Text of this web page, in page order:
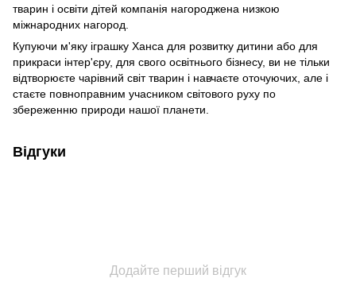
тварин і освіти дітей компанія нагороджена низкою
міжнародних нагород.
Купуючи м'яку іграшку Ханса для розвитку дитини або для
прикраси інтер'єру, для свого освітнього бізнесу, ви не тільки
відтворюєте чарівний світ тварин і навчаєте оточуючих, але і
стаєте повноправним учасником світового руху по
збереженню природи нашої планети.
Відгуки
Додайте перший відгук